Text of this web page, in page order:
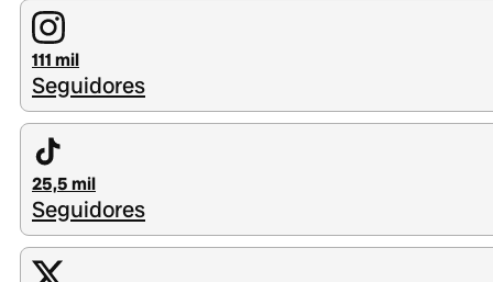
111 mil
Seguidores
25,5 mil
Seguidores